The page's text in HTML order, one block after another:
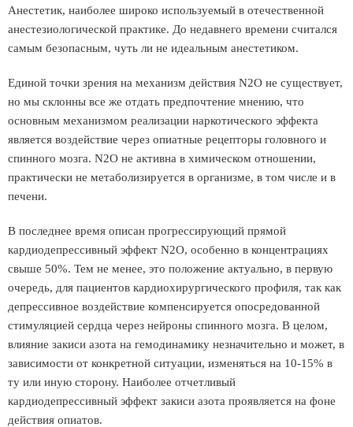
Анестетик, наиболее широко используемый в отечественной
анестезиологической практике. До недавнего времени считался
самым безопасным, чуть ли не идеальным анестетиком.
Единой точки зрения на механизм действия N2O не существует,
но мы склонны все же отдать предпочтение мнению, что
основным механизмом реализации наркотического эффекта
является воздействие через опиатные рецепторы головного и
спинного мозга. N2O не активна в химическом отношении,
практически не метаболизируется в организме, в том числе и в
печени.
В последнее время описан прогрессирующий прямой
кардиодепрессивный эффект N2O, особенно в концентрациях
свыше 50%. Тем не менее, это положение актуально, в первую
очередь, для пациентов кардиохирургического профиля, так как
депрессивное воздействие компенсируется опосредованной
стимуляцией сердца через нейроны спинного мозга. В целом,
влияние закиси азота на гемодинамику незначительно и может, в
зависимости от конкретной ситуации, изменяться на 10-15% в
ту или иную сторону. Наиболее отчетливый
кардиодепрессивный эффект закиси азота проявляется на фоне
действия опиатов.